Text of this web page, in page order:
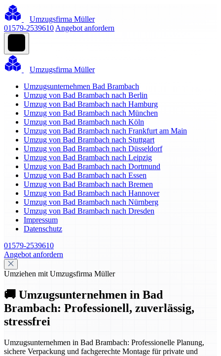
Umzugsfirma Müller
01579-2539610 Angebot anfordern
Umzugsfirma Müller
Umzugsunternehmen Bad Brambach
Umzug von Bad Brambach nach Berlin
Umzug von Bad Brambach nach Hamburg
Umzug von Bad Brambach nach München
Umzug von Bad Brambach nach Köln
Umzug von Bad Brambach nach Frankfurt am Main
Umzug von Bad Brambach nach Stuttgart
Umzug von Bad Brambach nach Düsseldorf
Umzug von Bad Brambach nach Leipzig
Umzug von Bad Brambach nach Dortmund
Umzug von Bad Brambach nach Essen
Umzug von Bad Brambach nach Bremen
Umzug von Bad Brambach nach Hannover
Umzug von Bad Brambach nach Nürnberg
Umzug von Bad Brambach nach Dresden
Impressum
Datenschutz
01579-2539610
Angebot anfordern
Umziehen mit Umzugsfirma Müller
🚚 Umzugsunternehmen in Bad
Brambach: Professionell, zuverlässig,
stressfrei
Umzugsunternehmen in Bad Brambach: Professionelle Planung,
sichere Verpackung und fachgerechte Montage für private und